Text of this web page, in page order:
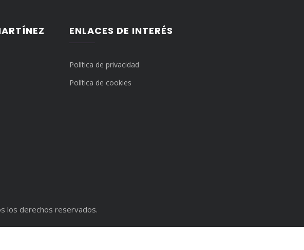
ENLACES DE INTERÉS
Política de privacidad
Política de cookies
los derechos reservados.